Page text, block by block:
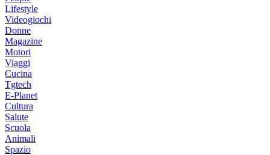
Lifestyle
Videogiochi
Donne
Magazine
Motori
Viaggi
Cucina
Tgtech
E-Planet
Cultura
Salute
Scuola
Animali
Spazio